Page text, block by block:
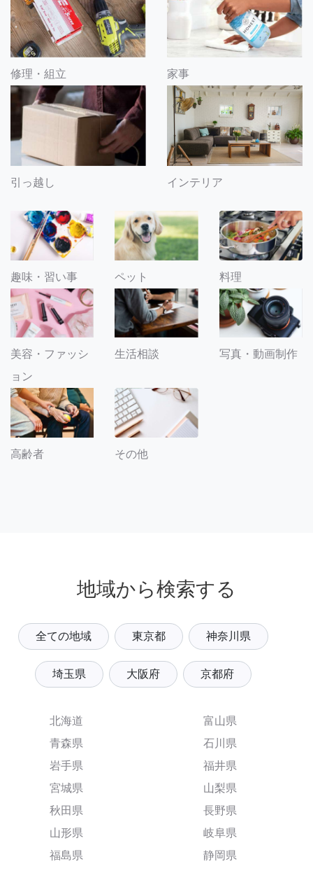
修理・組立 家事
引っ越し インテリア
趣味・習い事 ペット 料理
美容・ファッシ
ョン
生活相談 写真・動画制作
高齢者 その他
地域から検索する
全ての地域 東京都 神奈川県
埼玉県 大阪府 京都府
北海道
青森県
岩手県
宮城県
秋田県
山形県
福島県
富山県
石川県
福井県
山梨県
長野県
岐阜県
静岡県